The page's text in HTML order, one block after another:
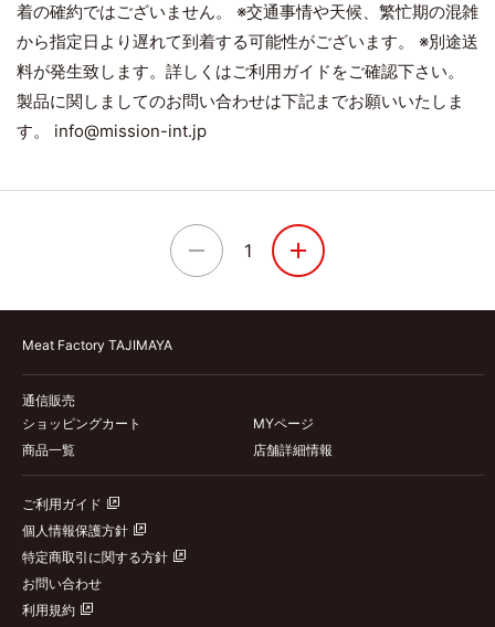
着の確約ではございません。 ※交通事情や天候、繁忙期の混雑
から指定日より遅れて到着する可能性がございます。 ※別途送
料が発生致します。詳しくはご利用ガイドをご確認下さい。
製品に関しましてのお問い合わせは下記までお願いいたしま
す。 info@mission-int.jp
1
Meat Factory TAJIMAYA
通信販売
ショッピングカート
商品一覧
店舗詳細情報
MYページ
ご利用ガイド
特定商取引に関する方針
利用規約
個人情報保護方針
お問い合わせ